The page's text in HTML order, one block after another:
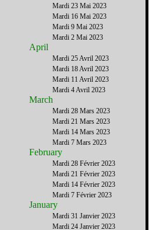
Mardi 23 Mai 2023
Mardi 16 Mai 2023
Mardi 9 Mai 2023
Mardi 2 Mai 2023
April
Mardi 25 Avril 2023
Mardi 18 Avril 2023
Mardi 11 Avril 2023
Mardi 4 Avril 2023
March
Mardi 28 Mars 2023
Mardi 21 Mars 2023
Mardi 14 Mars 2023
Mardi 7 Mars 2023
February
Mardi 28 Février 2023
Mardi 21 Février 2023
Mardi 14 Février 2023
Mardi 7 Février 2023
January
Mardi 31 Janvier 2023
Mardi 24 Janvier 2023